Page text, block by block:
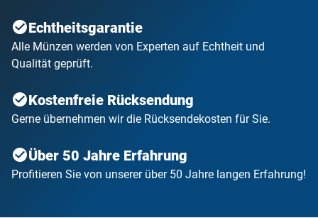
Echtheitsgarantie
Alle Münzen werden von Experten auf Echtheit und
Qualität geprüft.
Kostenfreie Rücksendung
Gerne übernehmen wir die Rücksendekosten für Sie.
Über 50 Jahre Erfahrung
Profitieren Sie von unserer über 50 Jahre langen Erfahrung!